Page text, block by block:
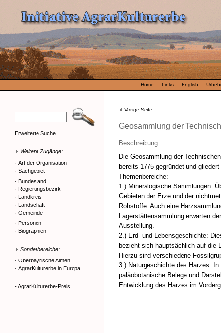
Home Links English
Erweiterte Suche
Weitere Zugänge:
· Art der Organisation
· Sachgebiet
· Bundesland
· Regierungsbezirk
· Landkreis
· Landschaft
· Gemeinde
· Personen
· Biographien
Sonderbereiche:
· Oberbayrische Almen
· AgrarKulturerbe in Europa
- AgrarKulturerbe-Preis
Vorige Seite
Geosammlung der
Beschreibung
Die Geosammlung der
bereits 1775 gegründet und
Themenbereiche:
1.) Mineralogische Sammlungen:
Gebieten der Erze und der
Rohstoffe. Auch eine
Lagerstättensammlung erwarten
Ausstellung.
2.) Erd- und Lebensgeschichte:
bezieht sich hauptsächlich auf die
Hierzu sind verschiedene
3.) Naturgeschichte des Harzes:
paläobotanische Belege und
Entwicklung des Harzes im